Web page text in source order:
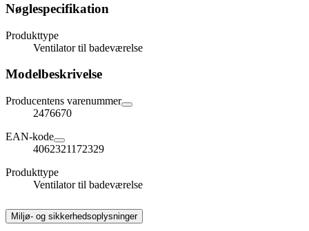
Nøglespecifikation
Produkttype
Ventilator til badeværelse
Modelbeskrivelse
Producentens varenummer
2476670
EAN-kode
4062321172329
Produkttype
Ventilator til badeværelse
Miljø- og sikkerhedsoplysninger